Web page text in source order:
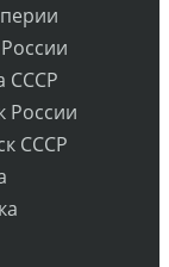
СССР
России
СССР